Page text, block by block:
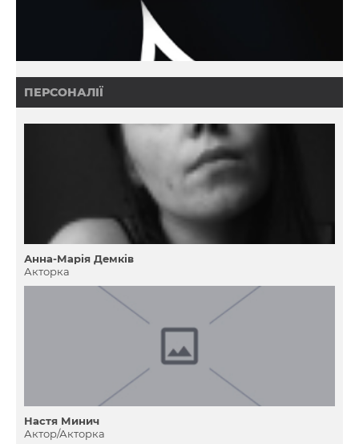
ПЕРСОНАЛІЇ
Анна-Марія Демків
Акторка
Настя Минич
Актор/Акторка